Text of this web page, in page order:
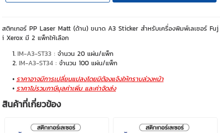
สติกเกอร์ PP Laser Matt (ด้าน) ขนาด A3 Sticker สำหรับเครื่องพิมพ์เลเซอร์ Fuj
i Xerox มี 2 แพ็กให้เลือก
IM-A3-ST33 : จำนวน 20 แผ่น/แพ็ก
IM-A3-ST34 : จำนวน 100 แผ่น/แพ็ก
ราคาอาจมีการเปลี่ยนแปลงโดยมิต้องแจ้งให้ทราบล่วงหน้า
ราคาไม่รวมภาษีมูลค่าเพิ่ม และค่าจัดส่ง
สินค้าที่เกี่ยวข้อง